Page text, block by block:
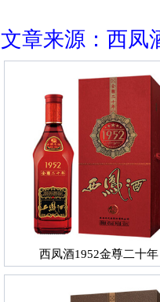
文章来源：西凤
西凤酒1952金尊二十年